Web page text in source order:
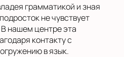
грамматикой и зная
не чувствует
нашем центре эта
контакту с
в язык.